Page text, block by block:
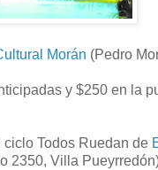
Morán (Pedro
y $250 en la
ciclo Todos Ruedan de
2350, Villa